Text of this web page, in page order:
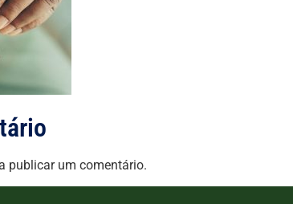
publicar um comentário.